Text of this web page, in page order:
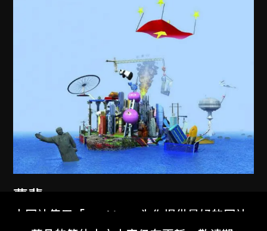
曹斐
人民城寨
本网站使用「Cookies」为你提供最好的网站